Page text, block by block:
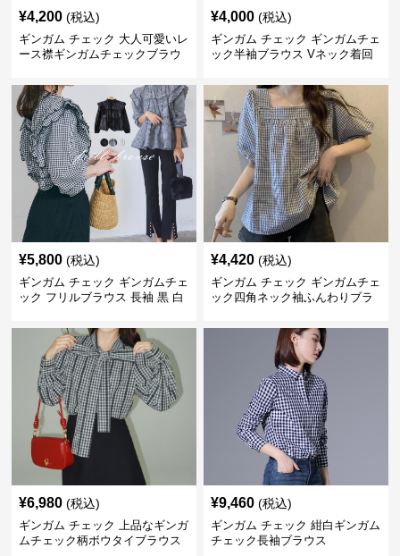
¥4,200 (税込)
ギンガム チェック 大人可愛いレ
ース襟ギンガムチェックブラウ
¥4,000 (税込)
ギンガム チェック ギンガムチェ
ック半袖ブラウス Vネック着回
¥5,800 (税込)
ギンガム チェック ギンガムチェ
ック フリルブラウス 長袖 黒 白
¥4,420 (税込)
ギンガム チェック ギンガムチェ
ック四角ネック袖ふんわりブラ
¥6,980 (税込)
ギンガム チェック 上品なギンガ
ムチェック柄ボウタイブラウス
¥9,460 (税込)
ギンガム チェック 紺白ギンガム
チェック長袖ブラウス